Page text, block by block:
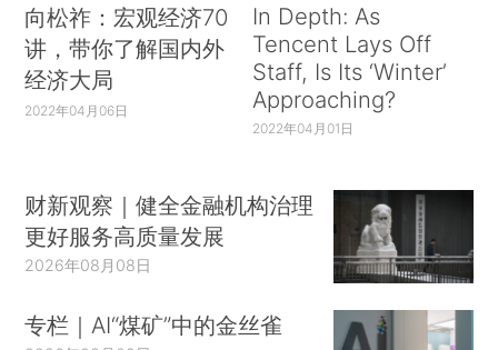
向松祚：宏观经济70
讲，带你了解国内外
经济大局
2022年04月06日
In Depth: As
Tencent Lays Off
Staff, Is Its ‘Winter’
Approaching?
2022年04月01日
财新观察｜健全金融机构治理
更好服务高质量发展
2026年08月08日
专栏｜AI“煤矿”中的金丝雀